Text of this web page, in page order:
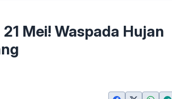
Mei! Waspada Hujan